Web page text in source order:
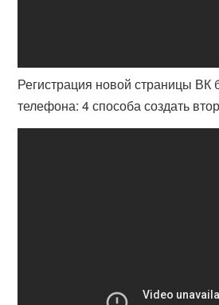
Регистрация новой страницы ВК
телефона: 4 способа создать